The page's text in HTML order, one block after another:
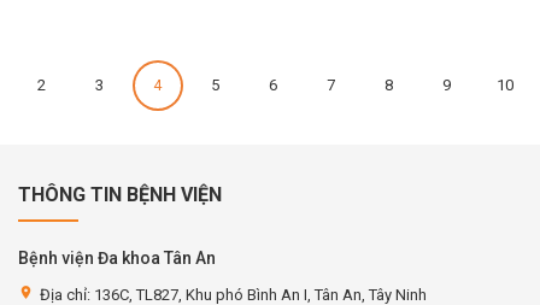
2 3 4 5 6 7 8 9 10
THÔNG TIN BỆNH VIỆN
Bệnh viện Đa khoa Tân An
location_on Địa chỉ: 136C, TL827, Khu phó Bình An I, Tân An, Tây Ninh